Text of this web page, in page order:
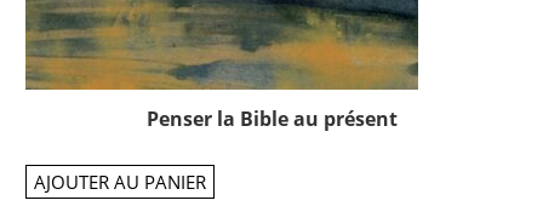
Penser la Bible au présent
AJOUTER AU PANIER